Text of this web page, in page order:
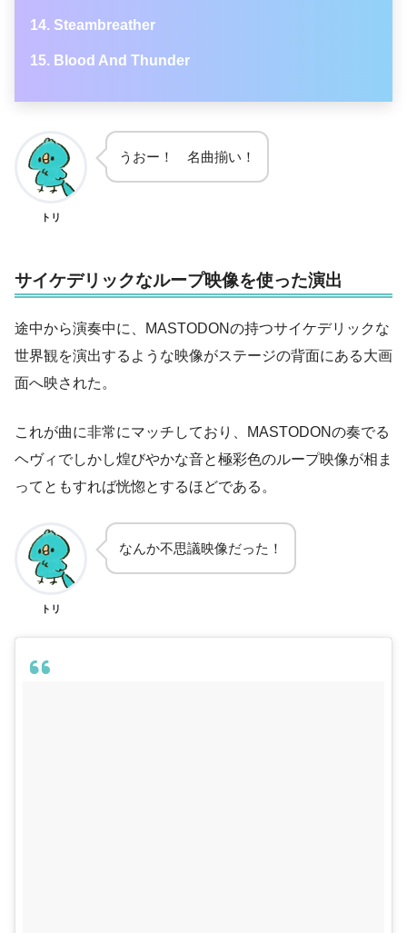
Steambreather
Blood And Thunder
トリ
うおー！ 名曲揃い！
サイケデリックなループ映像を使った演出
途中から演奏中に、MASTODONの持つサイケデリックな
世界観を演出するような映像がステージの背面にある大画
面へ映された。
これが曲に非常にマッチしており、MASTODONの奏でる
ヘヴィでしかし煌びやかな音と極彩色のループ映像が相ま
ってともすれば恍惚とするほどである。
トリ
なんか不思議映像だった！